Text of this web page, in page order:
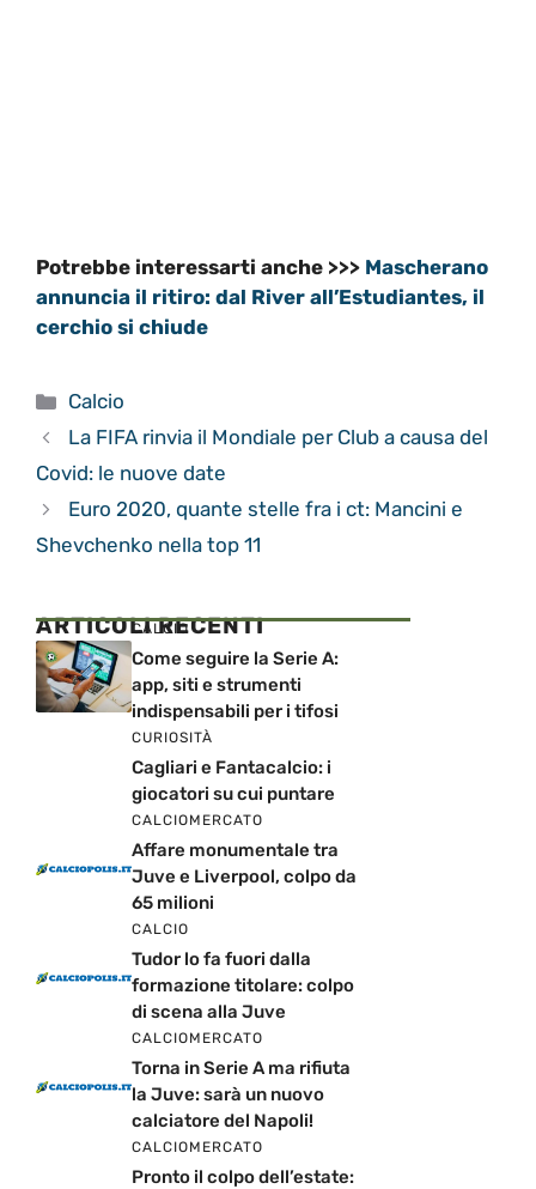
Potrebbe interessarti anche >>> Mascherano
annuncia il ritiro: dal River all’Estudiantes, il
cerchio si chiude
Categorie
Calcio
La FIFA rinvia il Mondiale per Club a causa del
Covid: le nuove date
Euro 2020, quante stelle fra i ct: Mancini e
Shevchenko nella top 11
ARTICOLI RECENTI
CALCIO
Come seguire la Serie A:
app, siti e strumenti
indispensabili per i tifosi
CURIOSITÀ
Cagliari e Fantacalcio: i
giocatori su cui puntare
CALCIOMERCATO
Affare monumentale tra
Juve e Liverpool, colpo da
65 milioni
CALCIO
Tudor lo fa fuori dalla
formazione titolare: colpo
di scena alla Juve
CALCIOMERCATO
Torna in Serie A ma rifiuta
la Juve: sarà un nuovo
calciatore del Napoli!
CALCIOMERCATO
Pronto il colpo dell’estate: